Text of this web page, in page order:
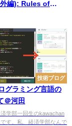
外編): Rules of
技術ブログ
グラミング言語の
＠河田
学部一回生のkawachan
す。私、経済学部なんで